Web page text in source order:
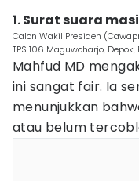
1. Surat suara
Calon Wakil Presiden
TPS 106 Maguwoharjo,
Mahfud MD
ini sangat fair. Ia
menunjukkan
atau belum